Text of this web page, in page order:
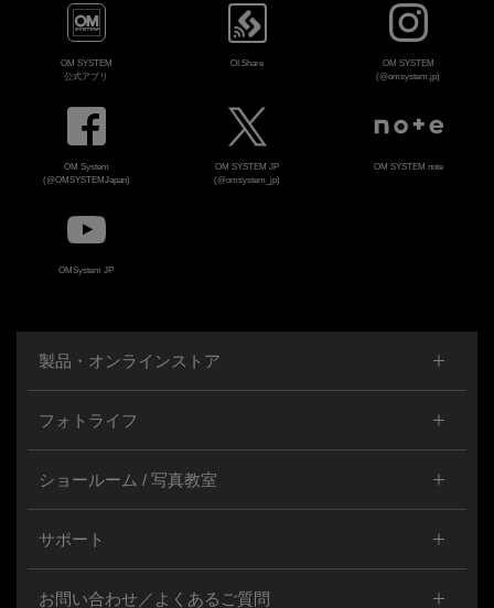
OM SYSTEM
公式アプリ
OI.Share
OM SYSTEM
(@omsystem.jp)
OM System
(@OMSYSTEMJapan)
OM SYSTEM JP
(@omsystem_jp)
OM SYSTEM note
OMSystem JP
製品・オンラインストア
フォトライフ
ショールーム / 写真教室
サポート
お問い合わせ／よくあるご質問